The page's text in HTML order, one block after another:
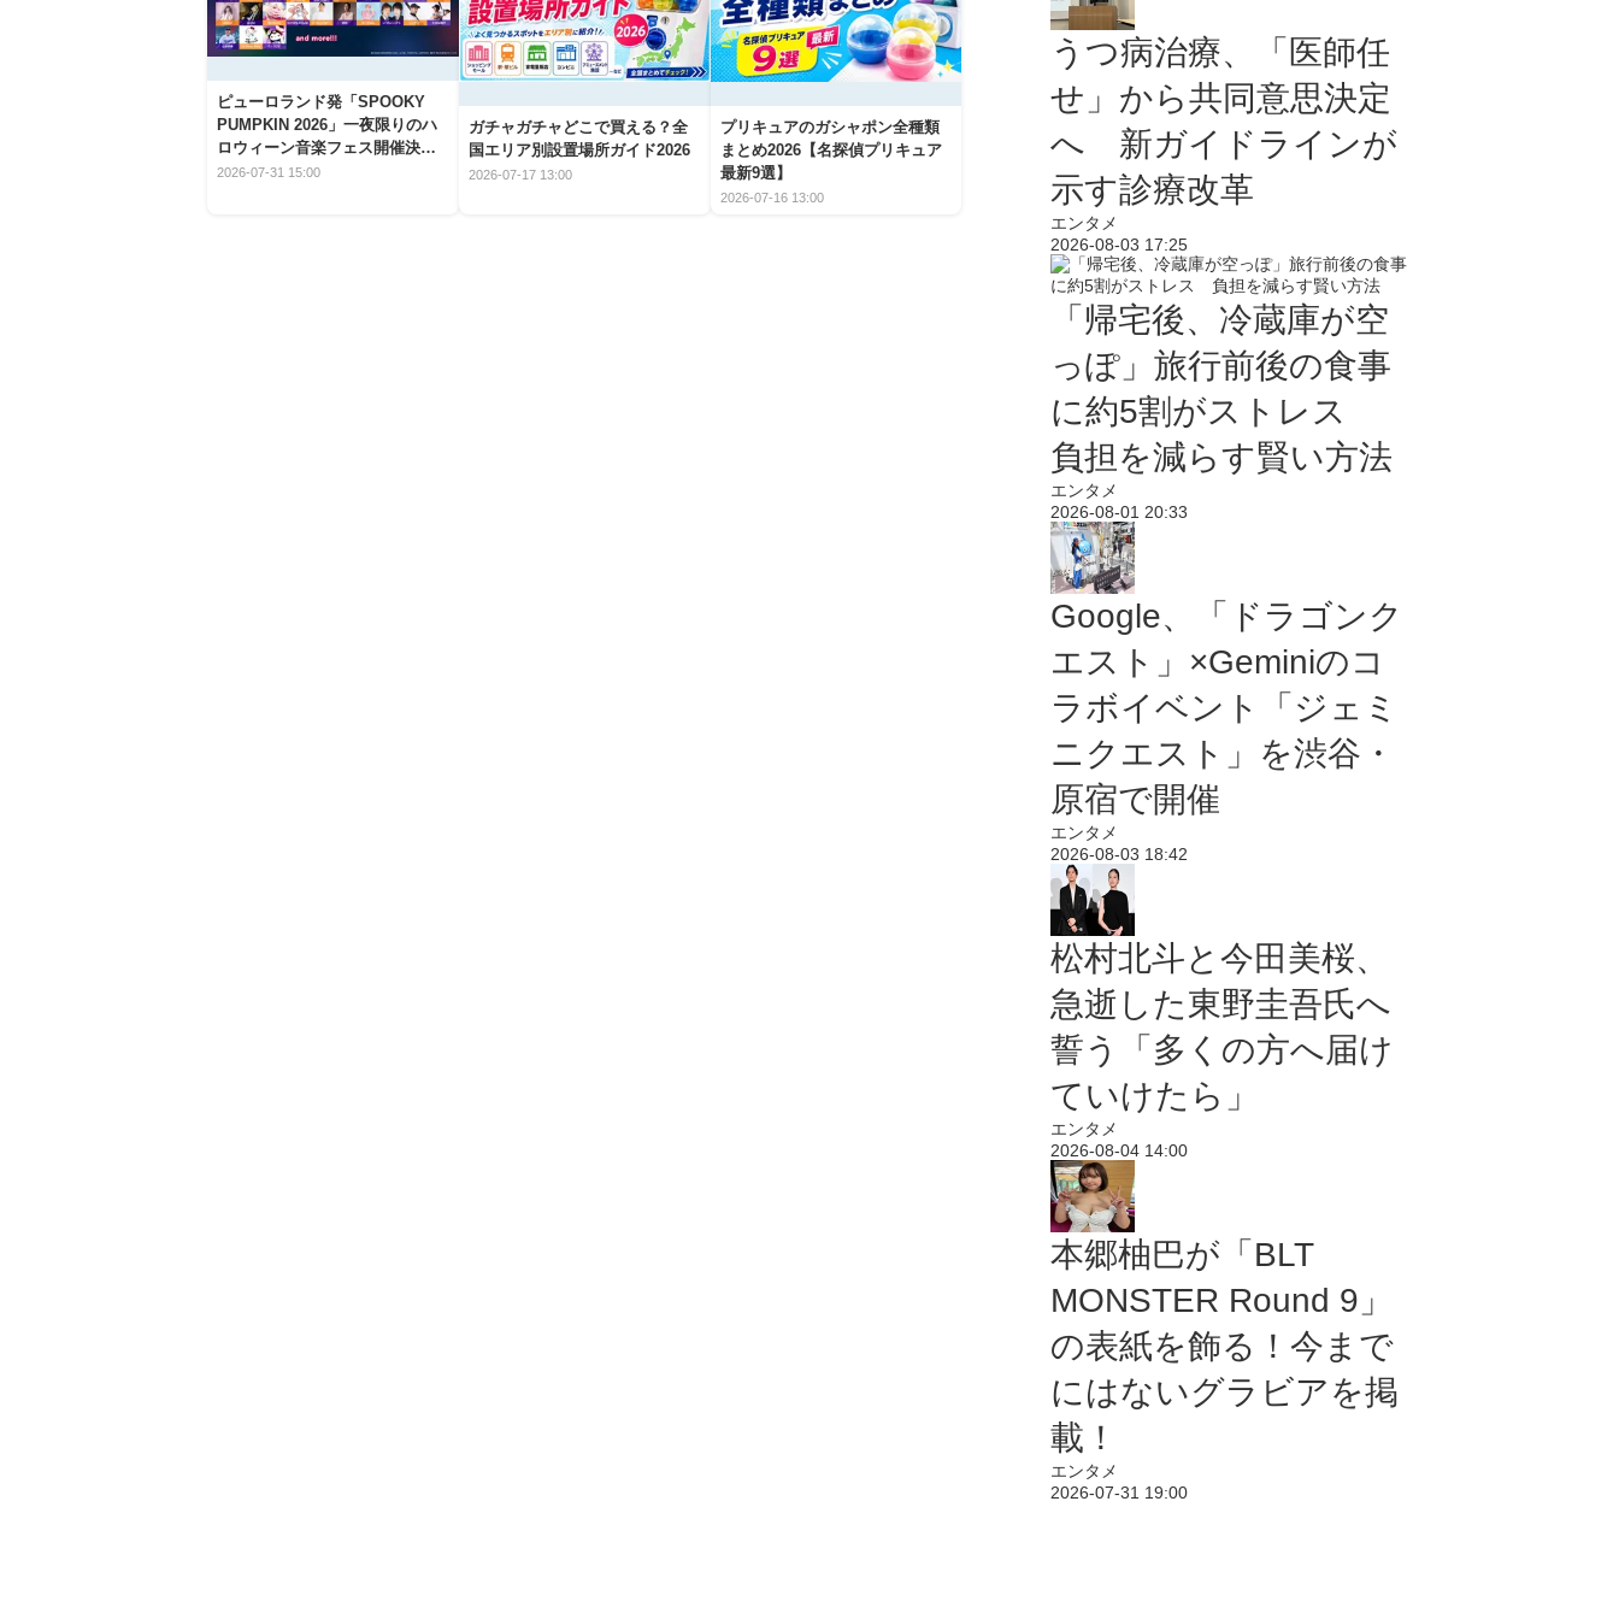
ピューロランド発「SPOOKY
PUMPKIN 2026」一夜限りのハ
ロウィーン音楽フェス開催決
定！
2026-07-31 15:00
ガチャガチャどこで買える？全
国エリア別設置場所ガイド2026
2026-07-17 13:00
プリキュアのガシャポン全種類
まとめ2026【名探偵プリキュア
最新9選】
2026-07-16 13:00
うつ病治療、「医師任
せ」から共同意思決定
へ 新ガイドラインが
示す診療改革
エンタメ
2026-08-03 17:25
「帰宅後、冷蔵庫が空
っぽ」旅行前後の食事
に約5割がストレス
負担を減らす賢い方法
エンタメ
2026-08-01 20:33
Google、「ドラゴンク
エスト」×Geminiのコ
ラボイベント「ジェミ
ニクエスト」を渋谷・
原宿で開催
エンタメ
2026-08-03 18:42
松村北斗と今田美桜、
急逝した東野圭吾氏へ
誓う「多くの方へ届け
ていけたら」
エンタメ
2026-08-04 14:00
本郷柚巴が「BLT
MONSTER Round 9」
の表紙を飾る！今まで
にはないグラビアを掲
載！
エンタメ
2026-07-31 19:00